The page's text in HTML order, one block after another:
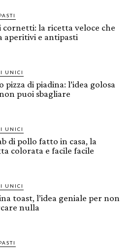
cornetti: la ricetta veloce che
aperitivi e antipasti
UNICI
pizza di piadina: l’idea golosa
puoi sbagliare
UNICI
di pollo fatto in casa, la
colorata e facile facile
UNICI
toast, l’idea geniale per non
nulla